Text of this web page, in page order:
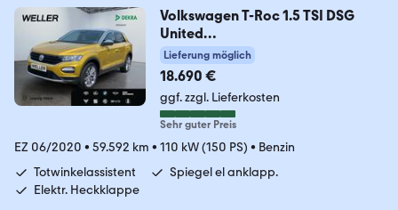
Volkswagen T-Roc 1.5 TSI DSG
United
*StHz*ACC*SHZ*CAM*PDC*
Lieferung möglich
18.690 €
ggf. zzgl. Lieferkosten
Sehr guter Preis
EZ 06/2020 • 59.592 km • 110 kW (150 PS) • Benzin
Totwinkelassistent
Spiegel el anklapp.
Elektr. Heckklappe